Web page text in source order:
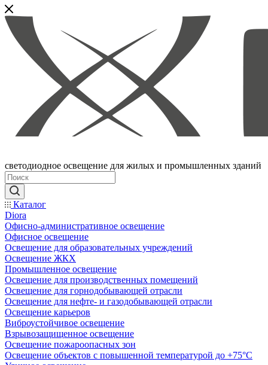
светодиодное освещение для жилых и промышленных зданий
Каталог
Diora
Офисно-административное освещение
Офисное освещение
Освещение для образовательных учреждений
Освещение ЖКХ
Промышленное освещение
Освещение для производственных помещений
Освещение для горнодобывающей отрасли
Освещение для нефте- и газодобывающей отрасли
Освещение карьеров
Виброустойчивое освещение
Взрывозащищенное освещение
Освещение пожароопасных зон
Освещение объектов с повышенной температурой до +75°C